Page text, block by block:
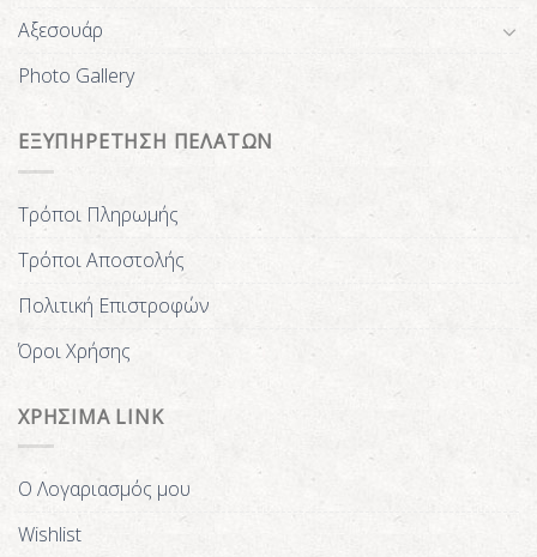
Αξεσουάρ
Photo Gallery
ΕΞΥΠΗΡΕΤΗΣΗ ΠΕΛΑΤΩΝ
Τρόποι Πληρωμής
Τρόποι Αποστολής
Πολιτική Επιστροφών
Όροι Χρήσης
ΧΡΗΣΙΜΑ LINK
Ο Λογαριασμός μου
Wishlist